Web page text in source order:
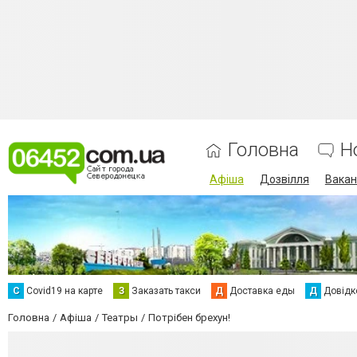
Головна
Афіша Дозвілля
С Сovid19 на карте З Заказать такси Д Доставка еды Д
Головна Афіша Театры Потрібен брехун!